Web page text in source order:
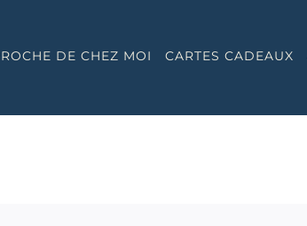
DE CHEZ MOI CARTES CADEAUX